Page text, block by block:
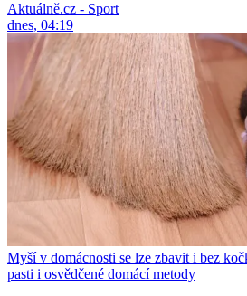
Aktuálně.cz - Sport
dnes, 04:19
Myší v domácnosti se lze zbavit i bez
pasti i osvědčené domácí metody